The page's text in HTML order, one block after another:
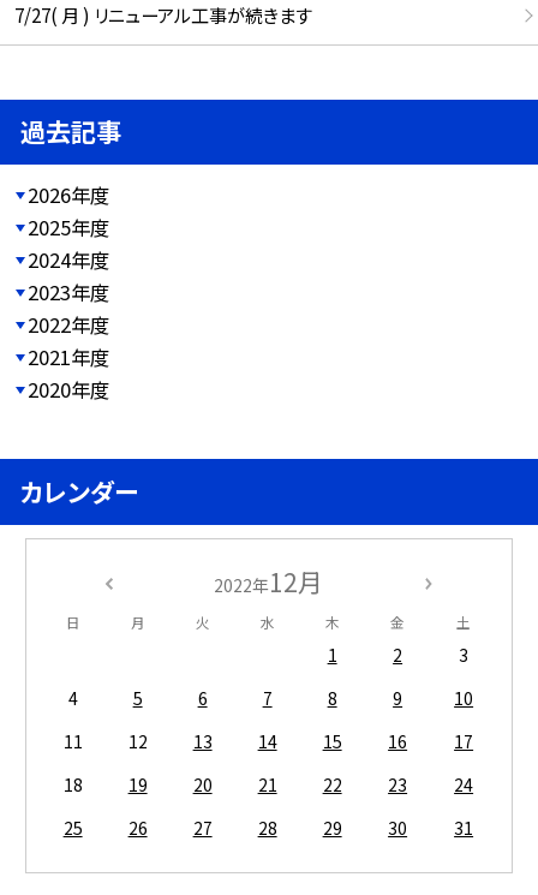
7/27( 月 ) リニューアル工事が続きます
過去記事
2026年度
2025年度
2024年度
2023年度
2022年度
2021年度
2020年度
カレンダー
2022年12月
日 月 火 水 木 金 土
1 2
3
4
5 6 7 8 9
10
11
12 13 14 15 16
17
18
19 20 21 22 23
24
25
26 27 28 29 30 31